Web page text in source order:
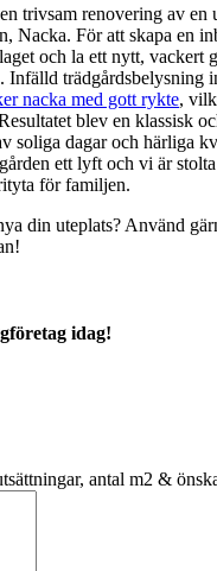
trivsam renovering av en
Nacka. För att skapa en
och la ett nytt, vackert
Infälld trädgårdsbelysning
nacka med gott rykte,
blev en klassisk
soliga dagar och härliga
ett lyft och vi är
för familjen.
din uteplats? Använd
idag!
antal m2 &